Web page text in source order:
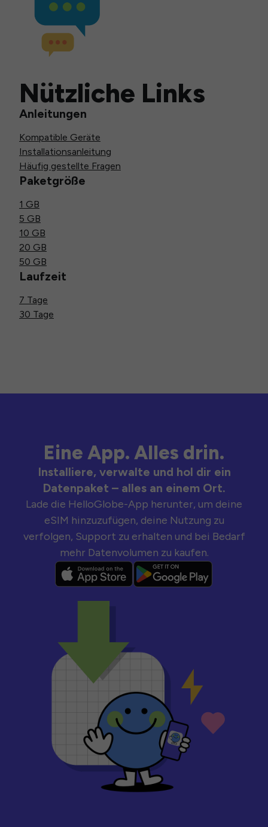
Nützliche Links
Anleitungen
Kompatible Geräte
Installationsanleitung
Häufig gestellte Fragen
Paketgröße
1 GB
5 GB
10 GB
20 GB
50 GB
Laufzeit
7 Tage
30 Tage
Eine App. Alles drin.
Installiere, verwalte und hol dir ein
Datenpaket – alles an einem Ort.
Lade die HelloGlobe-App herunter, um deine
eSIM hinzuzufügen, deine Nutzung zu
verfolgen, Support zu erhalten und bei Bedarf
mehr Datenvolumen zu kaufen.